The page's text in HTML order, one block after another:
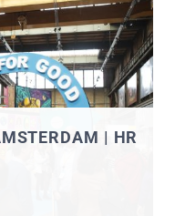
| HR